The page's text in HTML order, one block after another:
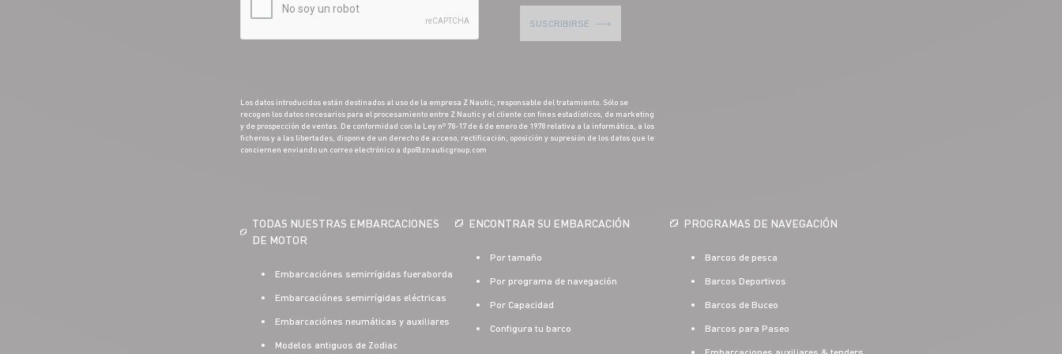
SUSCRIBIRSE
Los datos introducidos están destinados al uso de la empresa Z Nautic, responsable del tratamiento. Sólo se
recogen los datos necesarios para el procesamiento entre Z Nautic y el cliente con fines estadísticos, de marketing
y de prospección de ventas. De conformidad con la Ley nº 78-17 de 6 de enero de 1978 relativa a la informática, a los
ficheros y a las libertades, dispone de un derecho de acceso, rectificación, oposición y supresión de los datos que le
conciernen enviando un correo electrónico a dpo@znauticgroup.com
TODAS NUESTRAS EMBARCACIONES
DE MOTOR
Embarcaciónes semirrígidas fueraborda
Embarcaciónes semirrígidas eléctricas
Embarcaciónes neumáticas y auxiliares
Modelos antiguos de Zodiac
ENCONTRAR SU EMBARCACIÓN
Por tamaño
Por programa de navegación
Por Capacidad
Configura tu barco
PROGRAMAS DE NAVEGACIÓN
Barcos de pesca
Barcos Deportivos
Barcos de Buceo
Barcos para Paseo